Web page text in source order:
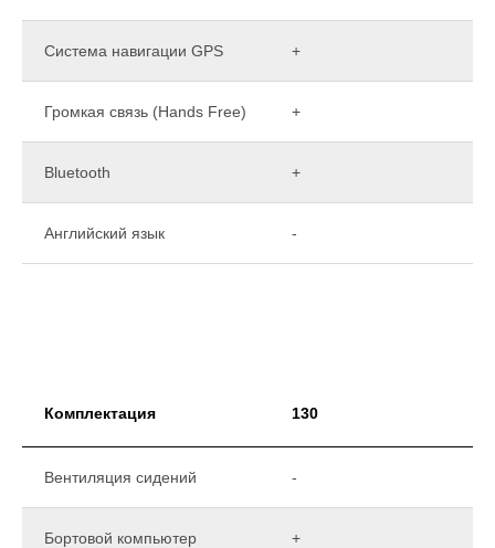
Система навигации GPS +
Громкая связь (Hands Free) +
Bluetooth +
Английский язык -
Комплектация 130
Вентиляция сидений -
Бортовой компьютер +